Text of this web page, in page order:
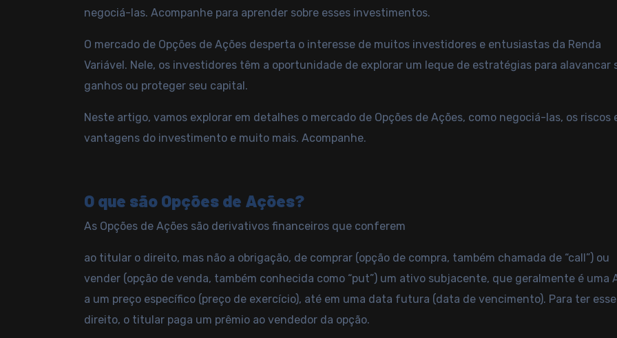
negociá-las. Acompanhe para aprender sobre esses investimentos.
O mercado de Opções de Ações desperta o interesse de muitos investidores e entusiastas da Renda
Variável. Nele, os investidores têm a oportunidade de explorar um leque de estratégias para alavancar
ganhos ou proteger seu capital.
Neste artigo, vamos explorar em detalhes o mercado de Opções de Ações, como negociá-las, os riscos
vantagens do investimento e muito mais. Acompanhe.
O que são Opções de Ações?
As Opções de Ações são derivativos financeiros que conferem
ao titular o direito, mas não a obrigação, de comprar (opção de compra, também chamada de “call”) ou
vender (opção de venda, também conhecida como “put”) um ativo subjacente, que geralmente é uma
a um preço específico (preço de exercício), até em uma data futura (data de vencimento). Para ter esse
direito, o titular paga um prêmio ao vendedor da opção.